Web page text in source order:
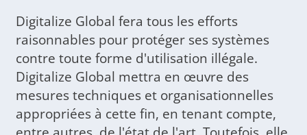
Digitalize Global fera tous les efforts
raisonnables pour protéger ses systèmes
contre toute forme d'utilisation illégale.
Digitalize Global mettra en œuvre des
mesures techniques et organisationnelles
appropriées à cette fin, en tenant compte,